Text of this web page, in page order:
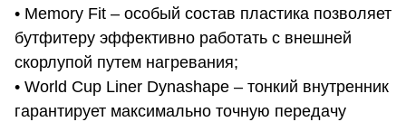
• Memory Fit – особый состав пластика позволяет
бутфитеру эффективно работать с внешней
скорлупой путем нагревания;
• World Cup Liner Dynashape – тонкий внутренник
гарантирует максимально точную передачу